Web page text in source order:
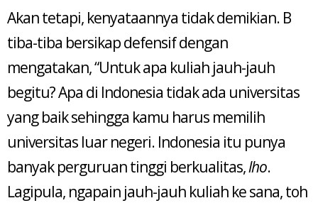
Akan tetapi, kenyataannya tidak demikian. B
tiba-tiba bersikap defensif dengan
mengatakan, “Untuk apa kuliah jauh-jauh
begitu? Apa di Indonesia tidak ada universitas
yang baik sehingga kamu harus memilih
universitas luar negeri. Indonesia itu punya
banyak perguruan tinggi berkualitas,lho.
Lagipula, ngapain jauh-jauh kuliah ke sana, toh